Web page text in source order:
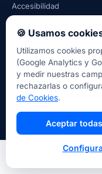
Accesibilidad
→ Webs por sector→
ComparativasPreguntas
→ Todos los servicios→
Nuestro método
🇪🇸 EspañolCatalà 🇬🇧
© 2026 WebsBarcelona ·
★★★★★5,0 ·
🍪 Usamos
Utilizamos cookies
(Google Analytics y
y medir nuestras
rechazarlas o
de Cookies.
Aceptar todas